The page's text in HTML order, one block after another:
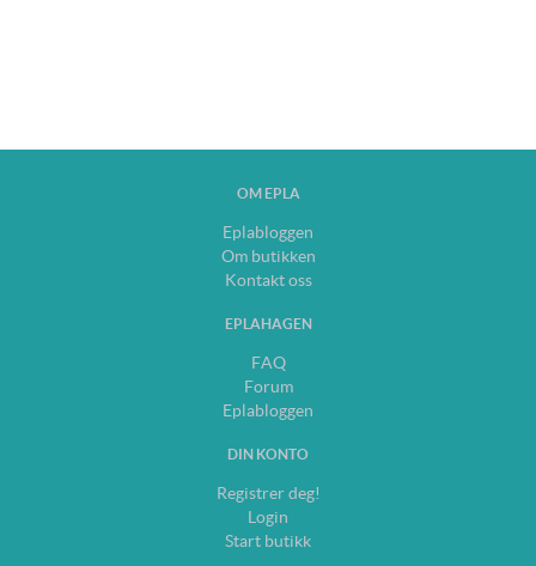
OM EPLA
Eplabloggen
Om butikken
Kontakt oss
EPLAHAGEN
FAQ
Forum
Eplabloggen
DIN KONTO
Registrer deg!
Login
Start butikk